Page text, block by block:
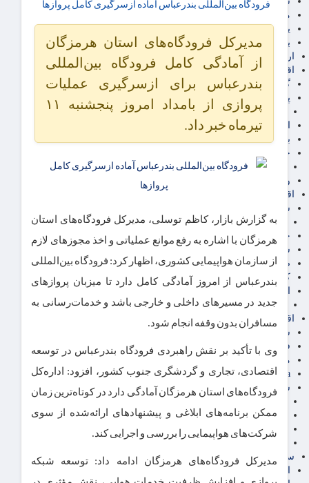
مالیات
یارانه و معیشت مردم
برق، آب و انرژی
ارز دیجیتال
اقتصاد اجتماعی
گردشگری
پزشکی، سلامت و زیبایی
ایران مدلب
اجتماعی
بازنشستگان
حقوق و قضایی
دفتر وکیل
ورزشی
اقتصاد شهری و روستایی
شهر و مسکن و عمران
گسترش ساختمان
حمل و نقل
شهرک های صنعتی
صنایع غذایی
کشاورزی و دامداری
اخبار استان ها
استان تهران
اقتصاد بین الملل
سیاسی
فارکس
مناطق آزاد تجاری
24intermedia
سایر اخبار اقتصادی
عمومی و سرگرمی
فناوری
آگهی رسمی و مزایده
آکادمی آموزش اقتصادی
سایر رسانه ها
اقتصاد فارسی
فرودگاه بین‌المللی بندرعباس آماده ازسرگیری کامل پروازها
مدیرکل فرودگاه‌های استان هرمزگان
از آمادگی کامل فرودگاه بین‌المللی
بندرعباس برای ازسرگیری عملیات
پروازی از بامداد امروز پنجشنبه ۱۱
تیرماه خبر داد.
به گزارش بازار، کاظم توسلی، مدیرکل فرودگاه‌های استان
هرمزگان با اشاره به رفع موانع عملیاتی و اخذ مجوزهای لازم
از سازمان هواپیمایی کشوری، اظهار کرد: فرودگاه بین‌المللی
بندرعباس از امروز آمادگی کامل دارد تا میزبان پروازهای
جدید در مسیرهای داخلی و خارجی باشد و خدمات‌رسانی به
مسافران بدون وقفه انجام شود.
وی با تأکید بر نقش راهبردی فرودگاه بندرعباس در توسعه
اقتصادی، تجاری و گردشگری جنوب کشور، افزود: اداره‌کل
فرودگاه‌های استان هرمزگان آمادگی دارد در کوتاه‌ترین زمان
ممکن برنامه‌های ابلاغی و پیشنهادهای ارائه‌شده از سوی
شرکت‌های هواپیمایی را بررسی و اجرایی کند.
مدیرکل فرودگاه‌های هرمزگان ادامه داد: توسعه شبکه